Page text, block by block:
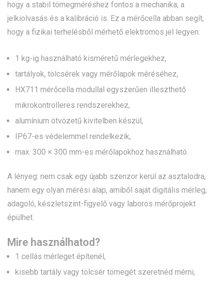
hogy a stabil tömegméréshez fontos a mechanika, a
jelkiolvasás és a kalibráció is. Ez a mérőcella abban segít,
hogy a fizikai terhelésből mérhető elektromos jel legyen:
1 kg-ig használható kisméretű mérlegekhez,
tartályok, tölcsérek vagy mérőlapok méréséhez,
HX711 mérőcella modullal egyszerűen illeszthető
mikrokontrolleres rendszerekhez,
alumínium ötvözetű kivitelben készül,
IP67-es védelemmel rendelkezik,
max. 300 × 300 mm-es mérőlapokhoz használható.
A lényeg: nem csak egy újabb szenzor kerül az asztalodra,
hanem egy olyan mérési alap, amiből saját digitális mérleg,
adagoló, készletszint-figyelő vagy laboros mérőprojekt
épülhet.
Mire használhatod?
1 cellás mérleget építenél,
kisebb tartály vagy tölcsér tömegét szeretnéd mérni,